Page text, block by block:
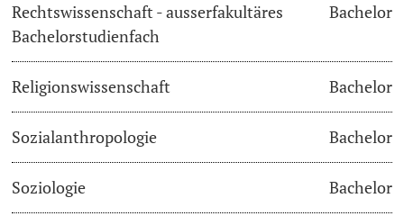
Rechtswissenschaft - ausserfakultäres
Bachelorstudienfach
Bachelor
Religionswissenschaft Bachelor
Sozialanthropologie Bachelor
Soziologie Bachelor